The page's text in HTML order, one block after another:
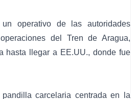
operativo de las autoridades
del Tren de Aragua,
hasta llegar a EE.UU., donde fue
carcelaria centrada en la